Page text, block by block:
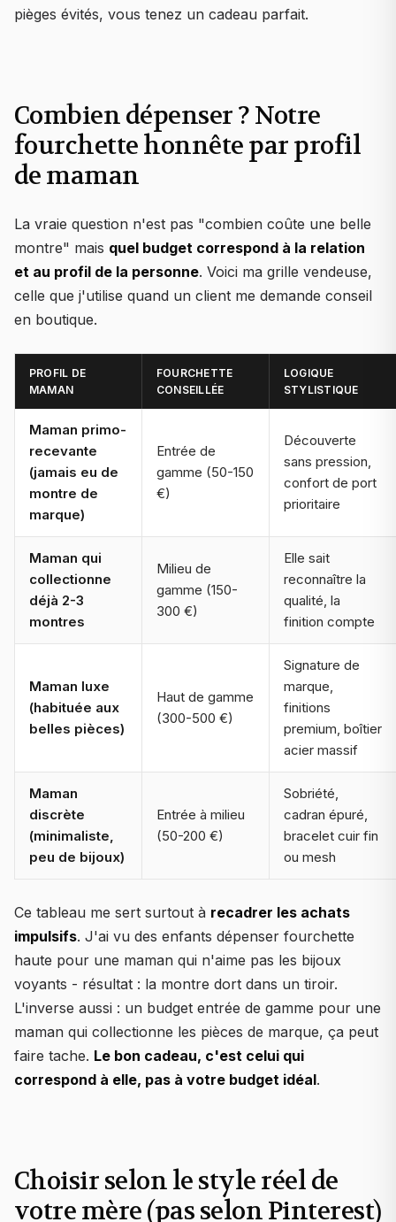
pièges évités, vous tenez un cadeau parfait.
Combien dépenser ? Notre
fourchette honnête par profil
de maman
La vraie question n'est pas "combien coûte une belle
montre" mais quel budget correspond à la relation
et au profil de la personne. Voici ma grille vendeuse,
celle que j'utilise quand un client me demande conseil
en boutique.
PROFIL DE
MAMAN
FOURCHETTE
CONSEILLÉE
LOGIQUE
STYLISTIQUE
Maman primo-
recevante
(jamais eu de
montre de
marque)
Entrée de
gamme (50-150
€)
Découverte
sans pression,
confort de port
prioritaire
Maman qui
collectionne
déjà 2-3
montres
Milieu de
gamme (150-
300 €)
Elle sait
reconnaître la
qualité, la
finition compte
Maman luxe
(habituée aux
belles pièces)
Haut de gamme
(300-500 €)
Signature de
marque,
finitions
premium, boîtier
acier massif
Maman
discrète
(minimaliste,
peu de bijoux)
Entrée à milieu
(50-200 €)
Sobriété,
cadran épuré,
bracelet cuir fin
ou mesh
Ce tableau me sert surtout à recadrer les achats
impulsifs. J'ai vu des enfants dépenser fourchette
haute pour une maman qui n'aime pas les bijoux
voyants - résultat : la montre dort dans un tiroir.
L'inverse aussi : un budget entrée de gamme pour une
maman qui collectionne les pièces de marque, ça peut
faire tache. Le bon cadeau, c'est celui qui
correspond à elle, pas à votre budget idéal.
Choisir selon le style réel de
votre mère (pas selon Pinterest)